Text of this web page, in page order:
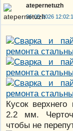
atepernetuzh
26-05-2026
Кусок
2.2 мм.
чтобы не